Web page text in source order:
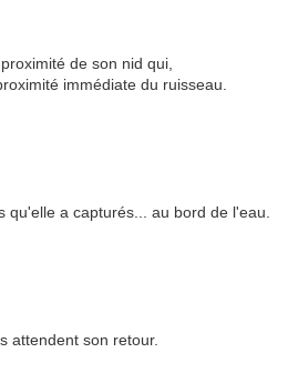
de son nid qui,
immédiate du ruisseau.
qu'elle a capturés... au bord de l'eau.
attendent son retour.